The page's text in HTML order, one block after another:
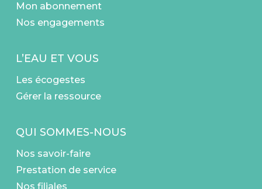
Mon abonnement
Nos engagements
L’EAU ET VOUS
Les écogestes
Gérer la ressource
QUI SOMMES-NOUS
Nos savoir-faire
Prestation de service
Nos filiales